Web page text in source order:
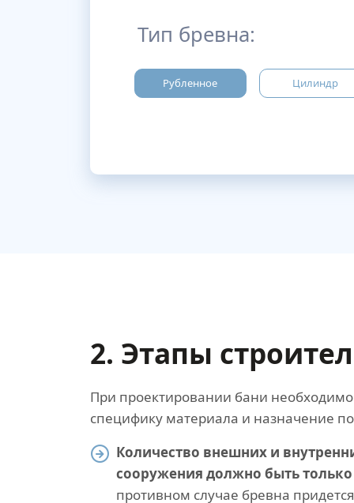
Тип бревна:
Рубленное Цилиндр
2. Этапы
При проектировании бани
специфику материала и назначение
Количество внешних и
сооружения должно быть
противном случае бревна